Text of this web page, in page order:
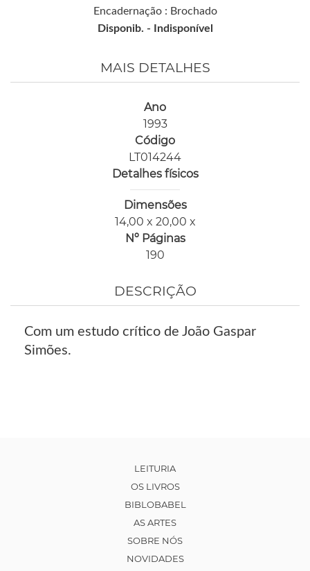
Encadernação : Brochado
Disponib. -
Indisponível
MAIS DETALHES
Ano
1993
Código
LT014244
Detalhes físicos
Dimensões
14,00 x 20,00 x
Nº Páginas
190
DESCRIÇÃO
Com um estudo crítico de João Gaspar
Simões.
LEITURIA
OS LIVROS
BIBLOBABEL
AS ARTES
SOBRE NÓS
NOVIDADES